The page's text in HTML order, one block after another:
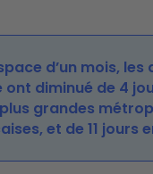
d’un mois, les
ont diminué de 4
plus grandes
et de 11 jours